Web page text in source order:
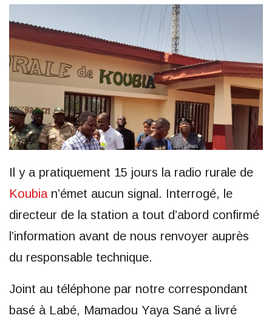
Il y a pratiquement 15 jours la radio rurale de
Koubian’émet aucun signal. Interrogé, le
directeur de la station a tout d’abord confirmé
l’information avant de nous renvoyer auprès
du responsable technique.
Joint au téléphone par notre correspondant
basé à Labé, Mamadou Yaya Sané a livré